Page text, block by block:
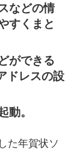
などの情
すくまと
ができる
ドレスの設
動。
た年賀状ソ